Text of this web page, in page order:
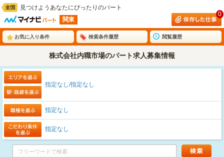
見つけようあなたにぴったりのパート
関東
0
お気に入り条件 検索条件履歴 閲覧履歴
株式会社内職市場のパート求人募集情報
指定なし/指定なし
指定なし
指定なし